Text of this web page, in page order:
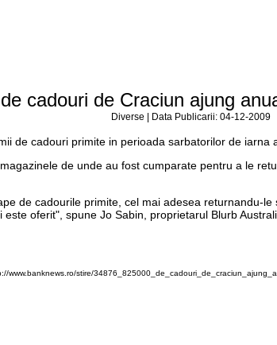
cadouri de Craciun ajung
Diverse | Data Publicarii: 04-12-2009
de cadouri primite in perioada sarbatorilor de
de unde au fost cumparate pentru a le
de cadourile primite, cel mai adesea returnandu-
oferit", spune Jo Sabin, proprietarul Blurb
www.banknews.ro/stire/